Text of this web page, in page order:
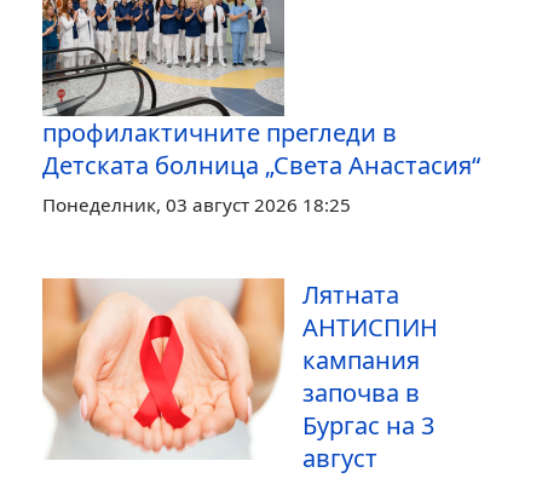
профилактичните прегледи в
Детската болница „Света Анастасия“
Понеделник, 03 август 2026 18:25
Лятната
АНТИСПИН
кампания
започва в
Бургас на 3
август